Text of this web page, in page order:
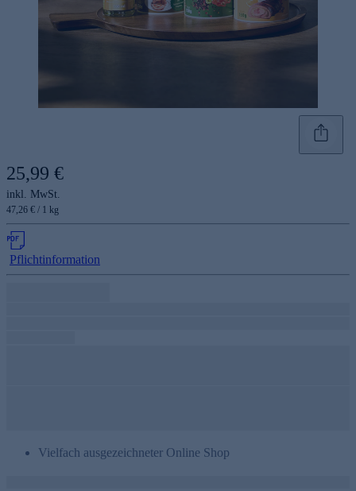
25,99 €
inkl. MwSt.
47,26 € / 1 kg
Pflichtinformation
Vielfach ausgezeichneter Online Shop